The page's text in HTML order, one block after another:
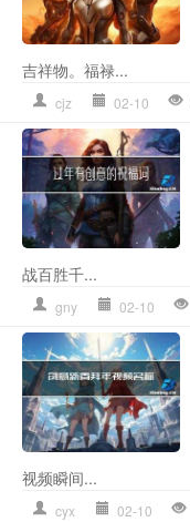
吉祥物。福禄...
cjz 02-10
战百胜千...
gny 02-10
视频瞬间...
cyx 02-10